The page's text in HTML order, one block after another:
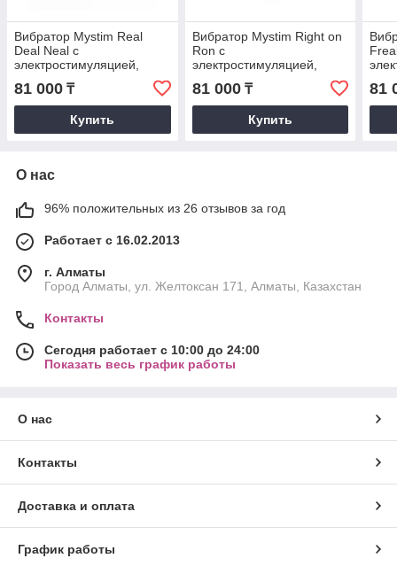
Вибратор Mystim Real
Deal Neal с
электростимуляцией,
81 000 ₸
Купить
Вибратор Mystim Right on
Ron с
электростимуляцией,
81 000₸
Купить
81
О нас
96% положительных из 26 отзывов за год
Работает с 16.02.2013
г. Алматы
Город Алматы, ул. Желтоксан 171, Алматы, Казахстан
Контакты
Сегодня работает с 10:00 до 24:00
Показать весь график работы
О нас
Контакты
Доставка и оплата
График работы